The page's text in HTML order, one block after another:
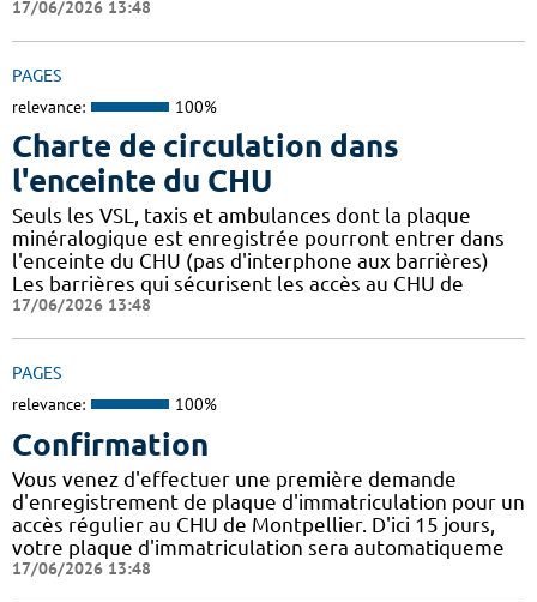
17/06/2026 13:48
PAGES
relevance: 100%
Charte de circulation dans
l'enceinte du CHU
Seuls les VSL, taxis et ambulances dont la plaque
minéralogique est enregistrée pourront entrer dans
l'enceinte du CHU (pas d'interphone aux barrières)
Les barrières qui sécurisent les accès au CHU de
17/06/2026 13:48
PAGES
relevance: 100%
Confirmation
Vous venez d'effectuer une première demande
d'enregistrement de plaque d'immatriculation pour un
accès régulier au CHU de Montpellier. D'ici 15 jours,
votre plaque d'immatriculation sera automatiqueme
17/06/2026 13:48